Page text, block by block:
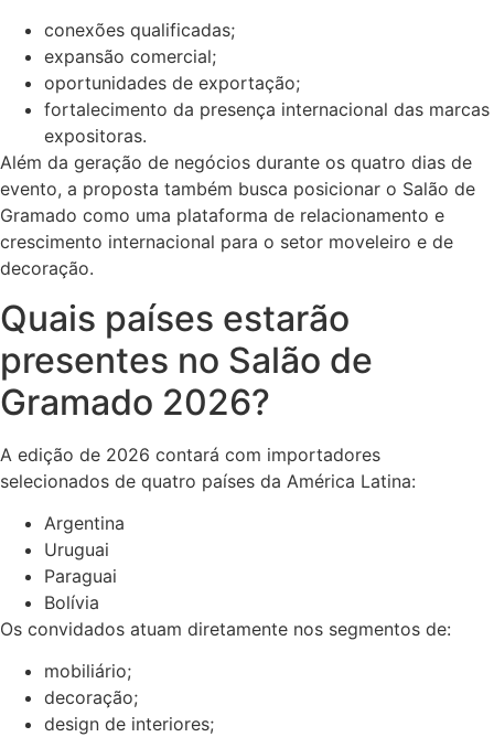
conexões qualificadas;
expansão comercial;
oportunidades de exportação;
fortalecimento da presença internacional das marcas
expositoras.
Além da geração de negócios durante os quatro dias de
evento, a proposta também busca posicionar o Salão de
Gramado como uma plataforma de relacionamento e
crescimento internacional para o setor moveleiro e de
decoração.
Quais países estarão
presentes no Salão de
Gramado 2026?
A edição de 2026 contará com importadores
selecionados de quatro países da América Latina:
Argentina
Uruguai
Paraguai
Bolívia
Os convidados atuam diretamente nos segmentos de:
mobiliário;
decoração;
design de interiores;